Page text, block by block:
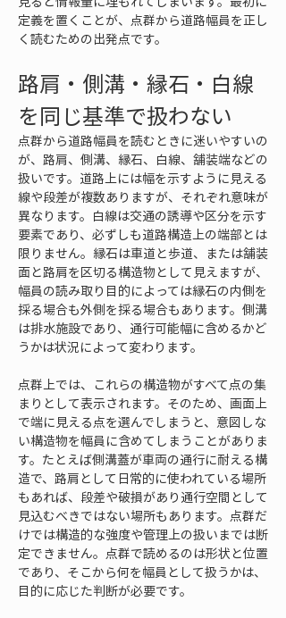
定義を置くことが、点群から道路幅員を正し
く読むための出発点です。
路肩・側溝・縁石・白線
を同じ基準で扱わない
点群から道路幅員を読むときに迷いやすいの
が、路肩、側溝、縁石、白線、舗装端などの
扱いです。道路上には幅を示すように見える
線や段差が複数ありますが、それぞれ意味が
異なります。白線は交通の誘導や区分を示す
要素であり、必ずしも道路構造上の端部とは
限りません。縁石は車道と歩道、または舗装
面と路肩を区切る構造物として見えますが、
幅員の読み取り目的によっては縁石の内側を
採る場合も外側を採る場合もあります。側溝
は排水施設であり、通行可能幅に含めるかど
うかは状況によって変わります。
点群上では、これらの構造物がすべて点の集
まりとして表示されます。そのため、画面上
で端に見える点を選んでしまうと、意図しな
い構造物を幅員に含めてしまうことがありま
す。たとえば側溝蓋が車両の通行に耐える構
造で、路肩として日常的に使われている場所
もあれば、段差や破損があり通行空間として
見込むべきではない場所もあります。点群だ
けでは構造的な強度や管理上の扱いまでは断
定できません。点群で読めるのは形状と位置
であり、そこから何を幅員として扱うかは、
目的に応じた判断が必要です。